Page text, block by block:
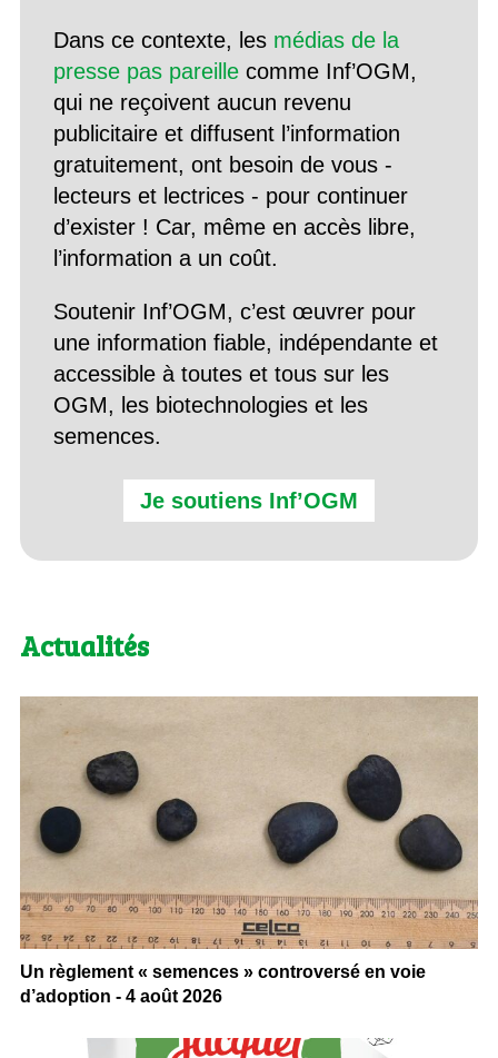
Dans ce contexte, les médias de la
presse pas pareillecomme Inf’OGM,
qui ne reçoivent aucun revenu
publicitaire et diffusent l’information
gratuitement, ont besoin de vous -
lecteurs et lectrices - pour continuer
d’exister ! Car, même en accès libre,
l’information a un coût.
Soutenir Inf’OGM, c’est œuvrer pour
une information fiable, indépendante et
accessible à toutes et tous sur les
OGM, les biotechnologies et les
semences.
Je soutiens Inf’OGM
Actualités
Un règlement « semences » controversé en voie
d’adoption - 4 août 2026